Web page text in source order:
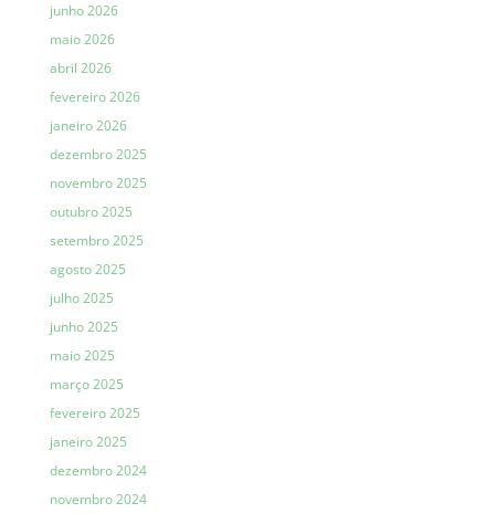
junho 2026
maio 2026
abril 2026
fevereiro 2026
janeiro 2026
dezembro 2025
novembro 2025
outubro 2025
setembro 2025
agosto 2025
julho 2025
junho 2025
maio 2025
março 2025
fevereiro 2025
janeiro 2025
dezembro 2024
novembro 2024